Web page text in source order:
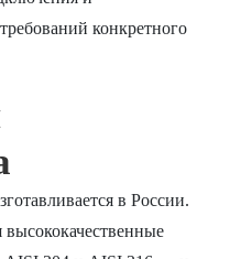
конкретного
в России.